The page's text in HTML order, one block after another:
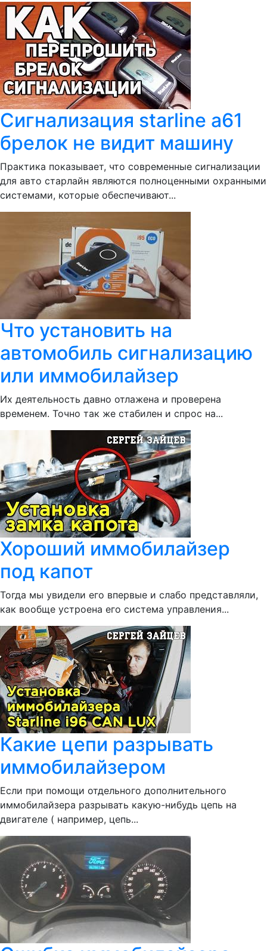
Сигнализация starline a61
брелок не видит машину
Практика показывает, что современные сигнализации
для авто старлайн являются полноценными охранными
системами, которые обеспечивают...
Что установить на
автомобиль сигнализацию
или иммобилайзер
Их деятельность давно отлажена и проверена
временем. Точно так же стабилен и спрос на...
Хороший иммобилайзер
под капот
Тогда мы увидели его впервые и слабо представляли,
как вообще устроена его система управления...
Какие цепи разрывать
иммобилайзером
Если при помощи отдельного дополнительного
иммобилайзера разрывать какую-нибудь цепь на
двигателе ( например, цепь...